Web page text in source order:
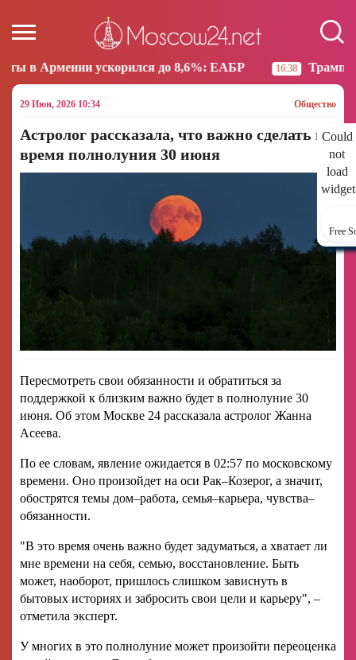
до 8,6%: ЕАБР 16:38 Трамп: США больше не
29 Июн, 2026 10:34 Общество
Could
not
load
Free
Астролог рассказала, что важно сделать во
время полнолуния 30 июня
Пересмотреть свои обязанности и обратиться за
поддержкой к близким важно будет в полнолуние 30
июня. Об этом Москве 24 рассказала астролог Жанна
Асеева.
По ее словам, явление ожидается в 02:57 по московскому
времени. Оно произойдет на оси Рак–Козерог, а значит,
обострятся темы дом–работа, семья–карьера, чувства–
обязанности.
"В это время очень важно будет задуматься, а хватает ли
мне времени на себя, семью, восстановление. Быть
может, наоборот, пришлось слишком зависнуть в
бытовых историях и забросить свои цели и карьеру", –
отметила эксперт.
У многих в это полнолуние может произойти переоценка